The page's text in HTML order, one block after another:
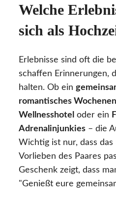
Welche
sich als
Erlebnisse sind oft die
schaffen Erinnerungen,
halten. Ob ein
romantisches
Wellnesshotel oder ein
Adrenalinjunkies – die
Wichtig ist nur, dass das
Vorlieben des Paares
Geschenk zeigt, dass
"Genießt eure